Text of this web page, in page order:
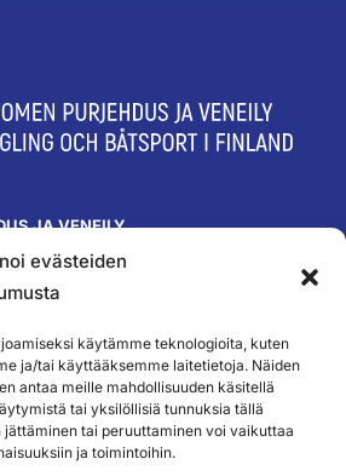
evästeiden
käytämme teknologioita, kuten
ja/tai käyttääksemme laitetietoja. Näiden
antaa meille mahdollisuuden käsitellä
tai yksilöllisiä tunnuksia tällä
jättäminen tai peruuttaminen voi vaikuttaa
ja toimintoihin.
JA VENEILY